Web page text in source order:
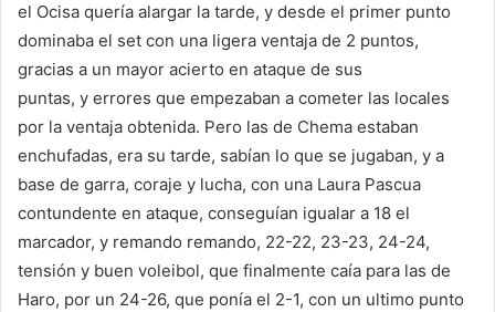
el Ocisa quería alargar la tarde, y desde el primer punto
dominaba el set con una ligera ventaja de 2 puntos,
gracias a un mayor acierto en ataque de sus
puntas, y errores que empezaban a cometer las locales
por la ventaja obtenida. Pero las de Chema estaban
enchufadas, era su tarde, sabían lo que se jugaban, y a
base de garra, coraje y lucha, con una Laura Pascua
contundente en ataque, conseguían igualar a 18 el
marcador, y remando remando, 22-22, 23-23, 24-24,
tensión y buen voleibol, que finalmente caía para las de
Haro, por un 24-26, que ponía el 2-1, con un ultimo punto